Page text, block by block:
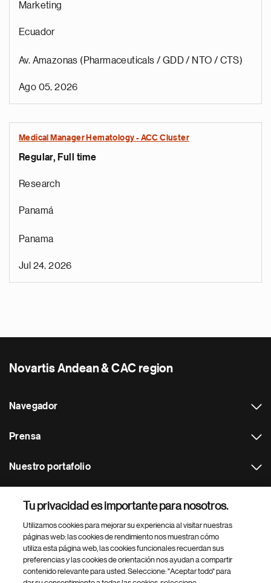
Marketing
Ecuador
Av. Amazonas (Pharmaceuticals / GDD / NTO / CTS)
Ago 05, 2026
Medical Manager Hematology - ACC Cluster
Regular, Full time
Research
Panamá
Panama
Jul 24, 2026
Novartis Andean & CAC region
Navegador
Prensa
Nuestro portafolio
Footer Site Search
Tu privacidad es importante para nosotros.
Utilizamos cookies para mejorar su experiencia al visitar nuestras
páginas web: las cookies de rendimiento nos muestran cómo
utiliza esta página web, las cookies funcionales recuerdan sus
preferencias y las cookies de orientación nos ayudan a compartir
contenido relevante para usted. Seleccione: "Aceptar todo" para